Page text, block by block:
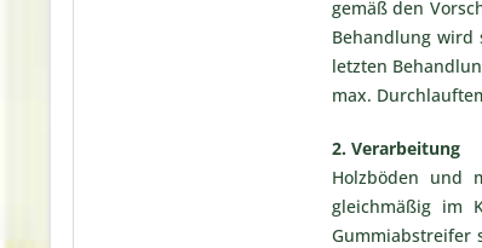
gemäß den
Behandlung wird
letzten
max.
2. Verarbeitung
Holzböden und
gleichmäßig im
Gummiabstreifer